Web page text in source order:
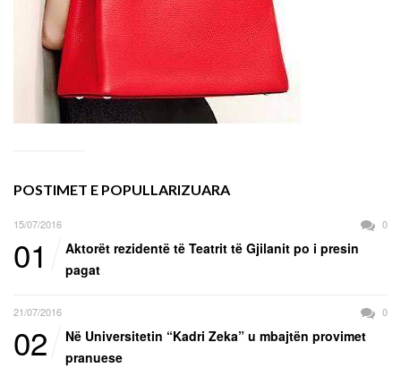
POSTIMET E POPULLARIZUARA
15/07/2016 0
01
Aktorët rezidentë të Teatrit të Gjilanit po i presin
pagat
21/07/2016 0
02
Në Universitetin “Kadri Zeka” u mbajtën provimet
pranuese